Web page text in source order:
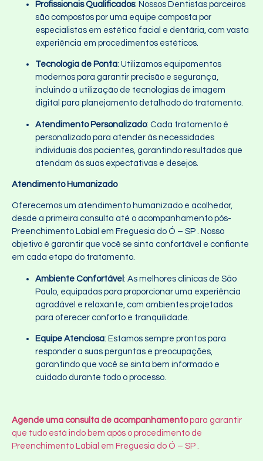
Profissionais Qualificados: Nossos Dentistas parceiros
são compostos por uma equipe composta por
especialistas em estética facial e dentária, com vasta
experiência em procedimentos estéticos.
Tecnologia de Ponta: Utilizamos equipamentos
modernos para garantir precisão e segurança,
incluindo a utilização de tecnologias de imagem
digital para planejamento detalhado do tratamento.
Atendimento Personalizado: Cada tratamento é
personalizado para atender às necessidades
individuais dos pacientes, garantindo resultados que
atendam às suas expectativas e desejos.
Atendimento Humanizado
Oferecemos um atendimento humanizado e acolhedor,
desde a primeira consulta até o acompanhamento pós-
Preenchimento Labial em Freguesia do Ó – SP . Nosso
objetivo é garantir que você se sinta confortável e confiante
em cada etapa do tratamento.
Ambiente Confortável : As melhores clinicas de São
Paulo, equipadas para proporcionar uma experiência
agradável e relaxante, com ambientes projetados
para oferecer conforto e tranquilidade.
Equipe Atenciosa: Estamos sempre prontos para
responder a suas perguntas e preocupações,
garantindo que você se sinta bem informado e
cuidado durante todo o processo.
Agende uma consulta de acompanhamentopara garantir
que tudo está indo bem após o procedimento de
Preenchimento Labial em Freguesia do Ó – SP .